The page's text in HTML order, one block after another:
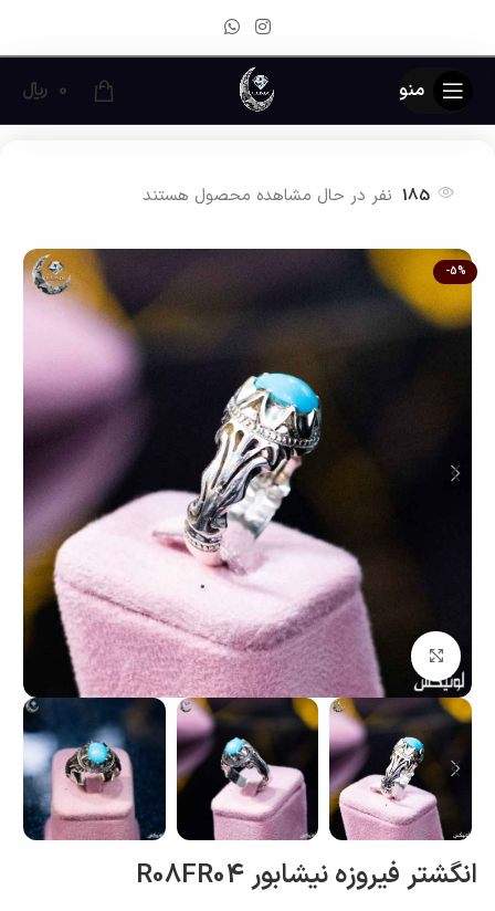
منو 0 ﷼
انگشتر نقره مردانه
185 نفر در حال مشاهده محصول هستند
-5%
بزرگنمایی تصویر
انگشتر فیروزه نیشابور R08FR04